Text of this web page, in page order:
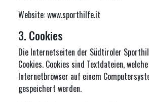
Website: www.sporthilfe.it
3. Cookies
Die Internetseiten der Südtiroler
Cookies. Cookies sind Textdateien,
Internetbrowser auf einem
gespeichert werden.